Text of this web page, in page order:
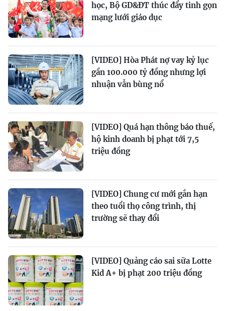
học, Bộ GD&ĐT thúc đẩy tinh gọn
mạng lưới giáo dục
[VIDEO] Hòa Phát nợ vay kỷ lục
gần 100.000 tỷ đồng nhưng lợi
nhuận vẫn bùng nổ
[VIDEO] Quá hạn thông báo thuế,
hộ kinh doanh bị phạt tới 7,5
triệu đồng
[VIDEO] Chung cư mới gắn hạn
theo tuổi thọ công trình, thị
trường sẽ thay đổi
[VIDEO] Quảng cáo sai sữa Lotte
Kid A+ bị phạt 200 triệu đồng